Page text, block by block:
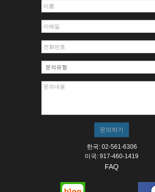
한국: 02-561-6306
미국: 917-460-1419
FAQ